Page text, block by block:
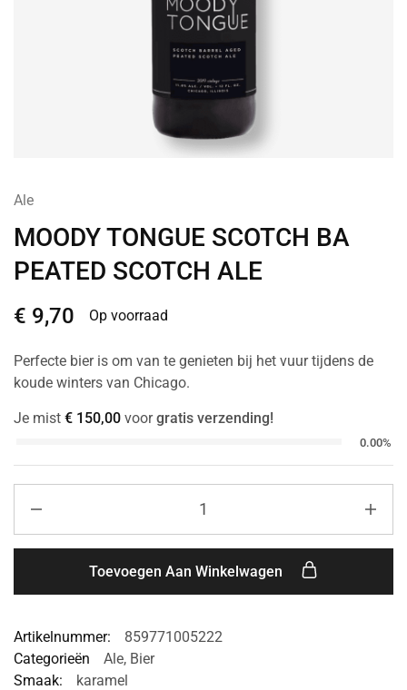
Ale
MOODY TONGUE SCOTCH BA
PEATED SCOTCH ALE
€ 9,70 Op voorraad
Perfecte bier is om van te genieten bij het vuur tijdens de
koude winters van Chicago.
Je mist € 150,00 voorgratis verzending!
0.00%
Toevoegen Aan Winkelwagen
Artikelnummer:
859771005222
Categorieën
Ale, Bier
Smaak:
karamel